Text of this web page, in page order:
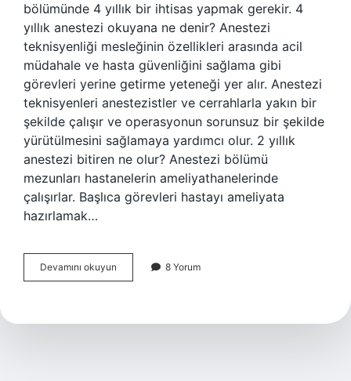
bölümünde 4 yıllık bir ihtisas yapmak gerekir. 4
yıllık anestezi okuyana ne denir? Anestezi
teknisyenliği mesleğinin özellikleri arasında acil
müdahale ve hasta güvenliğini sağlama gibi
görevleri yerine getirme yeteneği yer alır. Anestezi
teknisyenleri anestezistler ve cerrahlarla yakın bir
şekilde çalışır ve operasyonun sorunsuz bir şekilde
yürütülmesini sağlamaya yardımcı olur. 2 yıllık
anestezi bitiren ne olur? Anestezi bölümü
mezunları hastanelerin ameliyathanelerinde
çalışırlar. Başlıca görevleri hastayı ameliyata
hazırlamak…
Devamını okuyun Anestezi
Asistanlığı
8 Yorum